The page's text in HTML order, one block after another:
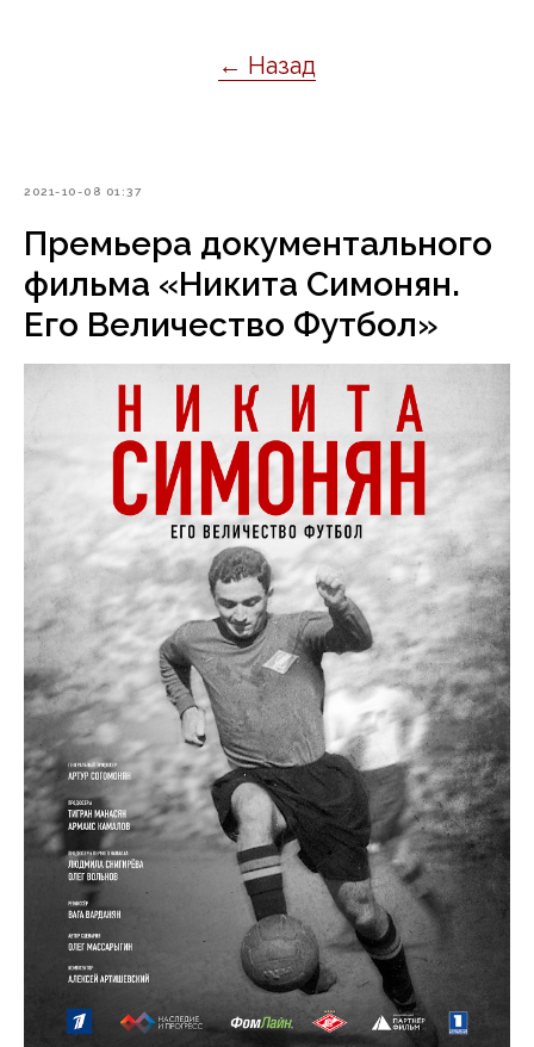
← Назад
2021-10-08 01:37
Премьера документального
фильма «Никита Симонян.
Его Величество Футбол»